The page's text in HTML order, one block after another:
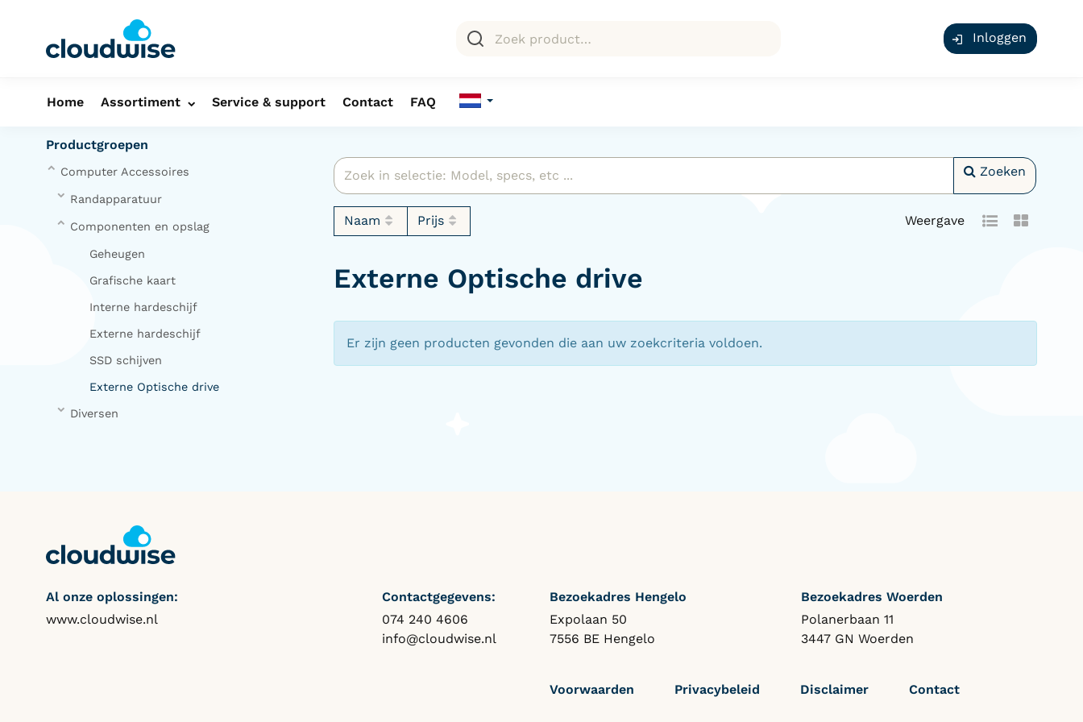
Inloggen
Home Assortiment Service & support Contact FAQ
Productgroepen
Computer Accessoires
Randapparatuur
Componenten en opslag
Geheugen
Grafische kaart
Interne hardeschijf
Externe hardeschijf
SSD schijven
Externe Optische drive
Diversen
Zoeken
Naam Prijs Weergave
Externe Optische drive
Er zijn geen producten gevonden die aan uw zoekcriteria voldoen.
Al onze oplossingen:
www.cloudwise.nl
Contactgegevens:
074 240 4606
info@cloudwise.nl
Bezoekadres Hengelo
Expolaan 50
7556 BE Hengelo
Bezoekadres Woerden
Polanerbaan 11
3447 GN Woerden
Voorwaarden Privacybeleid Disclaimer Contact